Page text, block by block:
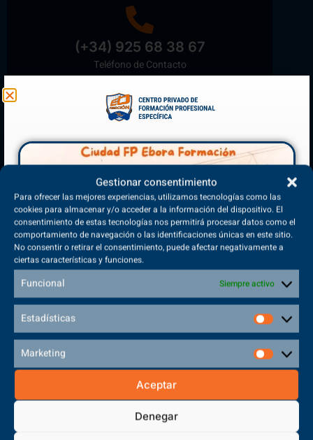
Gestionar consentimiento
Para ofrecer las mejores experiencias, utilizamos tecnologías como las
cookies para almacenar y/o acceder a la información del dispositivo. El
consentimiento de estas tecnologías nos permitirá procesar datos como el
comportamiento de navegación o las identificaciones únicas en este sitio.
No consentir o retirar el consentimiento, puede afectar negativamente a
ciertas características y funciones.
Funcional Siempre activo
Estadísticas
Marketing
Aceptar
Denegar
(+34) 925 68 38 67
Teléfono de Contacto
Matriculación Abierta
Sede Principal
Polígono Sector VI, 45683, Cazalegas - Toledo
CENTRO DE FORMACIÓN
PROFESIONAL